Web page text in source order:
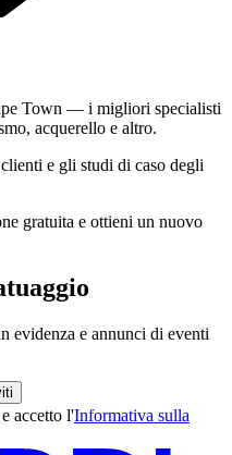
Town — i migliori specialisti
acquerello e altro.
e gli studi di caso degli
gratuita e ottieni un nuovo
evidenza e annunci di eventi
accetto l'Informativa sulla